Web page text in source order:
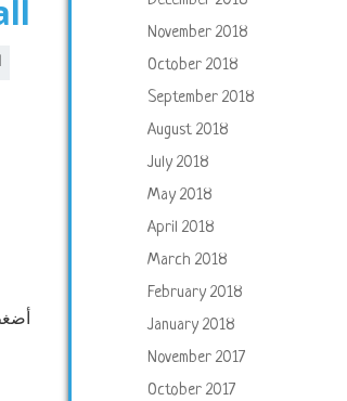
November 2018
October 2018
September 2018
August 2018
July 2018
May 2018
April 2018
March 2018
February 2018
January 2018
November 2017
October 2017